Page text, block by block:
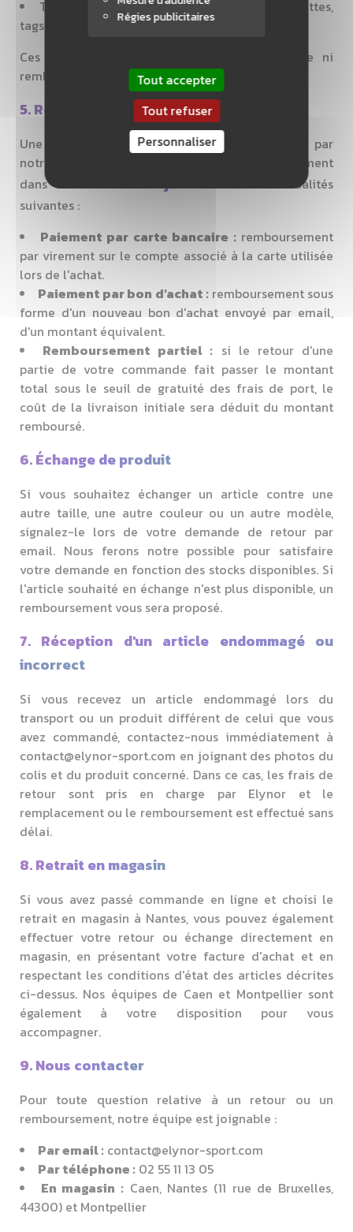
Régies publicitaires
Tout accepter
Tout refuser
Personnaliser
Tout produit ne disposant plus de ses étiquettes,
tags ou emballages d'origine
Ces exclusions sont définitives. Aucun échange ni
remboursement ne sera accordé pour ces articles.
5. Remboursement
Une fois votre retour réceptionné et contrôlé par
notre équipe, nous procédons au remboursement
dans un délai de14 joursselon les modalités
suivantes :
Paiement par carte bancaire : remboursement
par virement sur le compte associé à la carte utilisée
lors de l'achat.
Paiement par bon d'achat : remboursement sous
forme d'un nouveau bon d'achat envoyé par email,
d'un montant équivalent.
Remboursement partiel : si le retour d'une
partie de votre commande fait passer le montant
total sous le seuil de gratuité des frais de port, le
coût de la livraison initiale sera déduit du montant
remboursé.
6. Échange de produit
Si vous souhaitez échanger un article contre une
autre taille, une autre couleur ou un autre modèle,
signalez-le lors de votre demande de retour par
email. Nous ferons notre possible pour satisfaire
votre demande en fonction des stocks disponibles. Si
l'article souhaité en échange n'est plus disponible, un
remboursement vous sera proposé.
7. Réception d'un article endommagé ou
incorrect
Si vous recevez un article endommagé lors du
transport ou un produit différent de celui que vous
avez commandé, contactez-nous immédiatement à
contact@elynor-sport.com en joignant des photos du
colis et du produit concerné. Dans ce cas, les frais de
retour sont pris en charge par Elynor et le
remplacement ou le remboursement est effectué sans
délai.
8. Retrait en magasin
Si vous avez passé commande en ligne et choisi le
retrait en magasin à Nantes, vous pouvez également
effectuer votre retour ou échange directement en
magasin, en présentant votre facture d'achat et en
respectant les conditions d'état des articles décrites
ci-dessus. Nos équipes de Caen et Montpellier sont
également à votre disposition pour vous
accompagner.
9. Nous contacter
Pour toute question relative à un retour ou un
remboursement, notre équipe est joignable :
Par email : contact@elynor-sport.com
Par téléphone : 02 55 11 13 05
En magasin : Caen, Nantes (11 rue de Bruxelles,
44300) et Montpellier